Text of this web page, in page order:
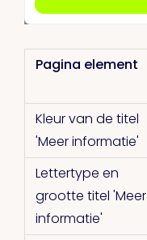
Pagina element
Kleur van de titel
'Meer informatie'
Lettertype en
grootte titel 'Meer
informatie'